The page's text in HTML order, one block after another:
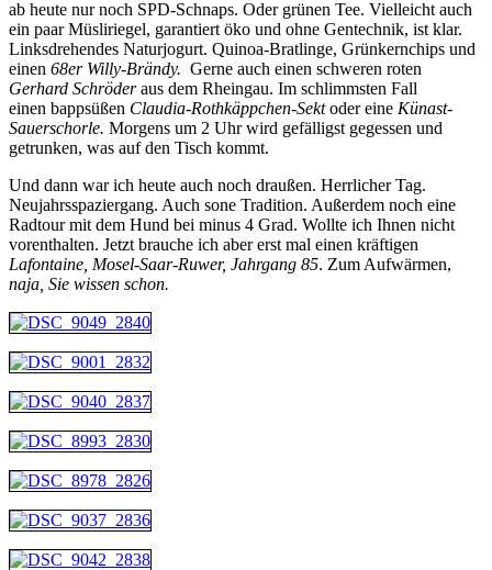
ab heute nur noch SPD-Schnaps. Oder grünen Tee. Vielleicht auch
ein paar Müsliriegel, garantiert öko und ohne Gentechnik, ist klar.
Linksdrehendes Naturjogurt. Quinoa-Bratlinge, Grünkernchips und
einen 68er Willy-Brändy. Gerne auch einen schweren roten
Gerhard Schröderaus dem Rheingau. Im schlimmsten Fall
einen bappsüßen Claudia-Rothkäppchen-Sektoder eine Künast-
Sauerschorle. Morgens um 2 Uhr wird gefälligst gegessen und
getrunken, was auf den Tisch kommt.
Und dann war ich heute auch noch draußen. Herrlicher Tag.
Neujahrsspaziergang. Auch sone Tradition. Außerdem noch eine
Radtour mit dem Hund bei minus 4 Grad. Wollte ich Ihnen nicht
vorenthalten. Jetzt brauche ich aber erst mal einen kräftigen
Lafontaine, Mosel-Saar-Ruwer, Jahrgang 85. Zum Aufwärmen,
naja, Sie wissen schon.